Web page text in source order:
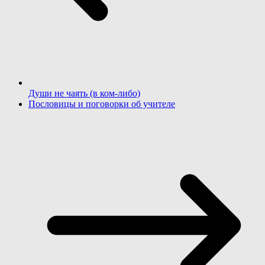
Души не чаять (в ком-либо)
Пословицы и поговорки об учителе